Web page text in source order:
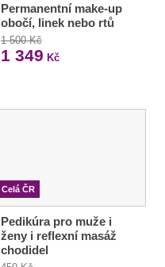
Permanentní make-up
obočí, linek nebo rtů
1 500 Kč
1 349 Kč
Celá ČR
Pedikúra pro muže i
ženy i reflexní masáž
chodidel